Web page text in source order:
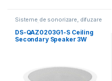
Sisteme de sonorizare, difuzare
muzicală
DS-QAZ0203G1-S Ceiling
Secondary Speaker 3W